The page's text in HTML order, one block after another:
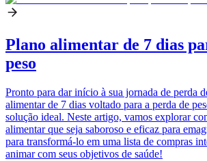
Plano alimentar de 7 dias
peso
Pronto para dar início à sua jornada de perda
alimentar de 7 dias voltado para a perda de
solução ideal. Neste artigo, vamos explorar
alimentar que seja saboroso e eficaz para
para transformá-lo em uma lista de compras
animar com seus objetivos de saúde!